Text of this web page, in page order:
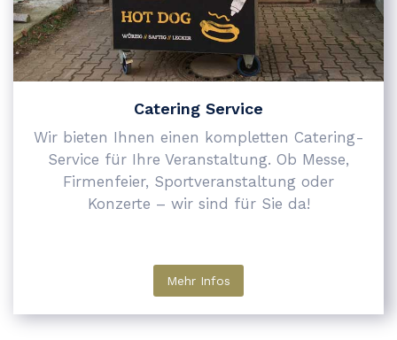
Catering Service
Wir bieten Ihnen einen kompletten Catering-
Service für Ihre Veranstaltung. Ob Messe,
Firmenfeier, Sportveranstaltung oder
Konzerte – wir sind für Sie da!
Mehr Infos